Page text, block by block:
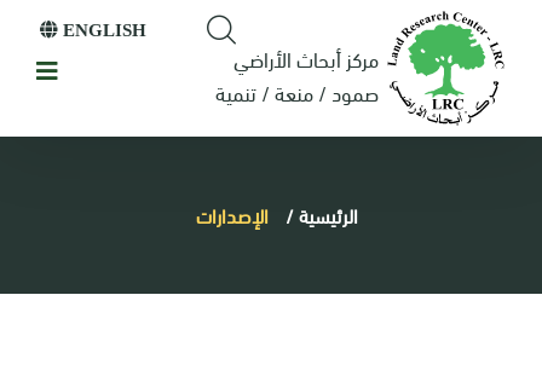
مركز أبحاث الأراضي
صمود / منعة / تنمية
ENGLISH
الرئيسية/ الإصدارات